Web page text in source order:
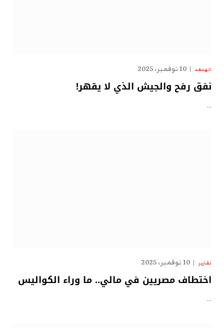
الهدهد 10 نوفمبر، 2025
نفق رفح والجيش الذي لا يقهر!
…
تقارير 10 نوفمبر، 2025
اختطاف مصريين في مالي.. ما وراء الكواليس
…